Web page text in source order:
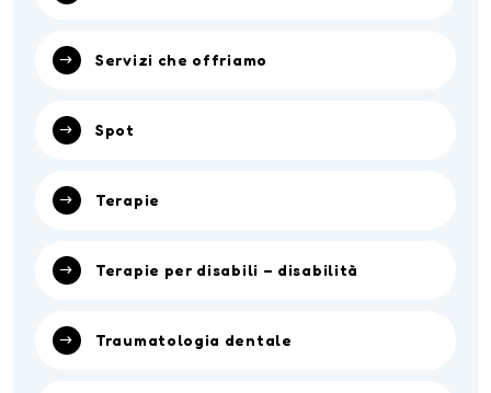
Servizi che offriamo
Spot
Terapie
Terapie per disabili – disabilità
Traumatologia dentale